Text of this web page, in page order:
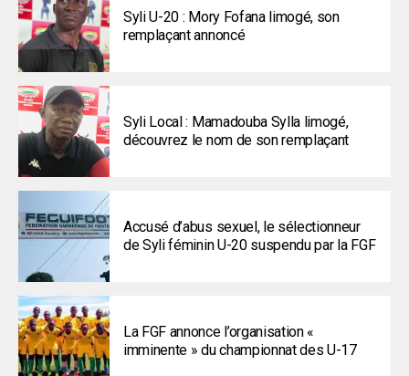
Syli U-20 : Mory Fofana limogé, son
remplaçant annoncé
Syli Local : Mamadouba Sylla limogé,
découvrez le nom de son remplaçant
Accusé d’abus sexuel, le sélectionneur
de Syli féminin U-20 suspendu par la FGF
La FGF annonce l’organisation «
imminente » du championnat des U-17